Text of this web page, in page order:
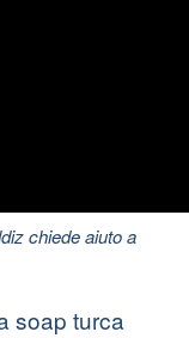
chiede aiuto a
soap turca